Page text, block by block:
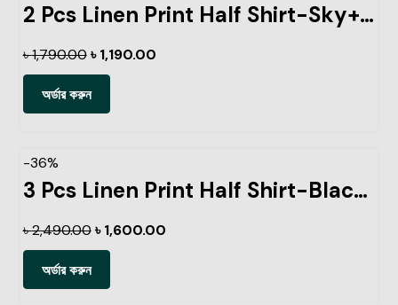
2 Pcs Linen Print Half Shirt-Sky+Petrol
৳1,790.00 ৳1,190.00
অর্ডার করুন
-36%
3 Pcs Linen Print Half Shirt-Black+Ash+Pest
৳2,490.00 ৳1,600.00
অর্ডার করুন